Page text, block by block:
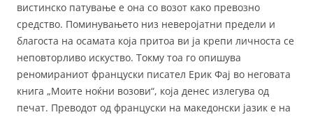
вистинско патување е она со возот како превозно
средство. Поминувањето низ неверојатни предели и
благоста на осамата која притоа ви ја крепи личноста се
неповторливо искуство. Токму тоа го опишува
реномираниот француски писател Ерик Фај во неговата
книга „Моите ноќни возови“, која денес излегува од
печат. Преводот од француски на македонски јазик е на